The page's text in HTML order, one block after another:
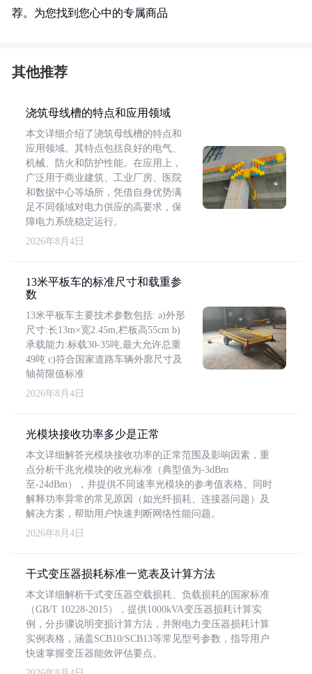
荐。为您找到您心中的专属商品
其他推荐
浇筑母线槽的特点和应用领域
本文详细介绍了浇筑母线槽的特点和
应用领域。其特点包括良好的电气、
机械、防火和防护性能。在应用上，
广泛用于商业建筑、工业厂房、医院
和数据中心等场所，凭借自身优势满
足不同领域对电力供应的高要求，保
障电力系统稳定运行。
2026年8月4日
13米平板车的标准尺寸和载重参
数
13米平板车主要技术参数包括: a)外形
尺寸:长13m×宽2.45m,栏板高55cm b)
承载能力:标载30-35吨,最大允许总重
49吨 c)符合国家道路车辆外廓尺寸及
轴荷限值标准
2026年8月4日
光模块接收功率多少是正常
本文详细解答光模块接收功率的正常范围及影响因素，重
点分析千兆光模块的收光标准（典型值为-3dBm
至-24dBm），并提供不同速率光模块的参考值表格。同时
解释功率异常的常见原因（如光纤损耗、连接器问题）及
解决方案，帮助用户快速判断网络性能问题。
2026年8月4日
干式变压器损耗标准一览表及计算方法
本文详细解析干式变压器空载损耗、负载损耗的国家标准
（GB/T 10228-2015），提供1000kVA变压器损耗计算实
例，分步骤说明变损计算方法，并附电力变压器损耗计算
实例表格，涵盖SCB10/SCB13等常见型号参数，指导用户
快速掌握变压器能效评估要点。